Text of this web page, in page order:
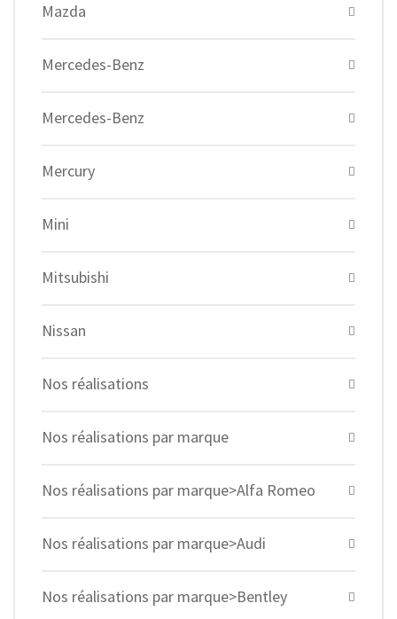
Mazda
Mercedes-Benz
Mercedes-Benz
Mercury
Mini
Mitsubishi
Nissan
Nos réalisations
Nos réalisations par marque
Nos réalisations par marque>Alfa Romeo
Nos réalisations par marque>Audi
Nos réalisations par marque>Bentley